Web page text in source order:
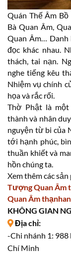
Quán Thế Âm
Bà Quan Âm,
Quan Âm… Danh
đọc khác nhau.
thách, tai nạn.
nghe tiếng kêu
Nhiệm vụ chính
họa và rắc rối.
Thờ Phật là
thành và nhân
nguyện từ bi của
tới hạnh phúc,
thuần khiết và
hồn chúng ta.
Xem thêm các sản
Tượng Quan Âm
Quan Âm
KHÔNG GIAN
Địa chỉ:
-Chi nhánh 1: 988
Chí Minh